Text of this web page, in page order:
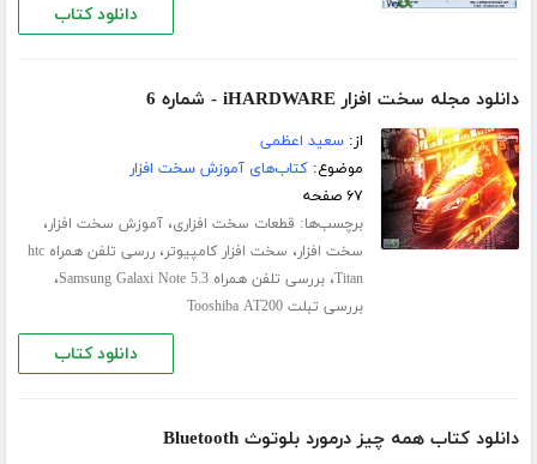
دانلود کتاب
دانلود مجله سخت افزار iHARDWARE - شماره 6
از:سعید اعظمی
موضوع:کتاب‌های آموزش سخت افزار
۶۷ صفحه
برچسب‌ها: قطعات سخت افزاری،آموزش سخت افزار،
سخت افزار، سخت افزار کامپیوتر،
ررسی تلفن همراه htc
Titan،بررسی تلفن همراه Samsung Galaxi Note 5.3 ،
بررسی تبلت Tooshiba AT200
دانلود کتاب
دانلود کتاب همه چیز درمورد بلوتوث Bluetooth